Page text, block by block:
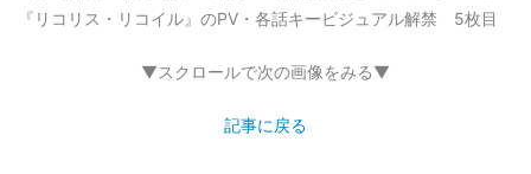
『リコリス・リコイル』のPV・各話キービジュアル解禁 5枚目
▼スクロールで次の画像をみる▼
記事に戻る